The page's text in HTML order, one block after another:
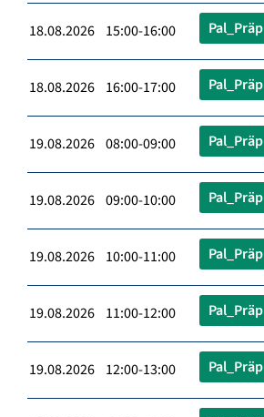
18.08.2026 15:00-16:00 Pal_Präp
18.08.2026 16:00-17:00 Pal_Präp
19.08.2026 08:00-09:00 Pal_Präp
19.08.2026 09:00-10:00 Pal_Präp
19.08.2026 10:00-11:00 Pal_Präp
19.08.2026 11:00-12:00 Pal_Präp
19.08.2026 12:00-13:00 Pal_Präp